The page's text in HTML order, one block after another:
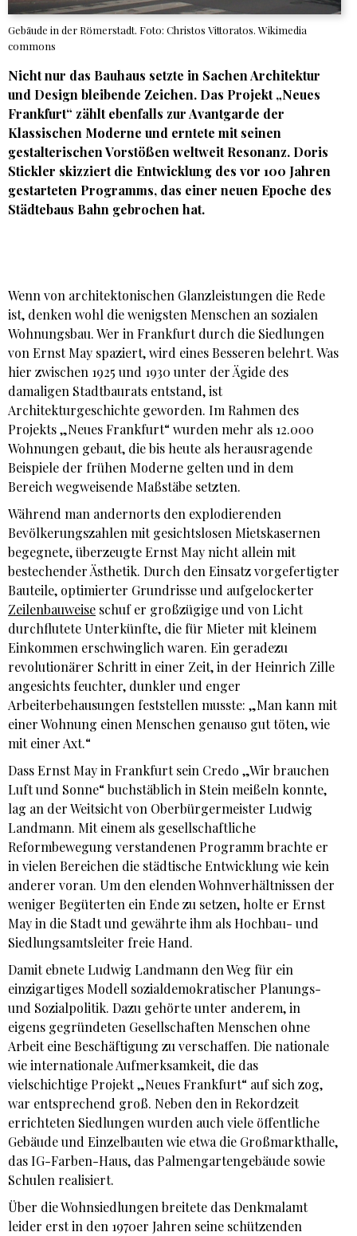
Gebäude in der Römerstadt. Foto: Christos Vittoratos. Wikimedia
commons
Nicht nur das Bauhaus setzte in Sachen Architektur
und Design bleibende Zeichen. Das Projekt „Neues
Frankfurt“ zählt ebenfalls zur Avantgarde der
Klassischen Moderne und erntete mit seinen
gestalterischen Vorstößen weltweit Resonanz. Doris
Stickler skizziert die Entwicklung des vor 100 Jahren
gestarteten Programms, das einer neuen Epoche des
Städtebaus Bahn gebrochen hat.
Wenn von architektonischen Glanzleistungen die Rede
ist, denken wohl die wenigsten Menschen an sozialen
Wohnungsbau. Wer in Frankfurt durch die Siedlungen
von Ernst May spaziert, wird eines Besseren belehrt. Was
hier zwischen 1925 und 1930 unter der Ägide des
damaligen Stadtbaurats entstand, ist
Architekturgeschichte geworden. Im Rahmen des
Projekts „Neues Frankfurt“ wurden mehr als 12.000
Wohnungen gebaut, die bis heute als herausragende
Beispiele der frühen Moderne gelten und in dem
Bereich wegweisende Maßstäbe setzten.
Während man andernorts den explodierenden
Bevölkerungszahlen mit gesichtslosen Mietskasernen
begegnete, überzeugte Ernst May nicht allein mit
bestechender Ästhetik. Durch den Einsatz vorgefertigter
Bauteile, optimierter Grundrisse und aufgelockerter
Zeilenbauweise schuf er großzügige und von Licht
durchflutete Unterkünfte, die für Mieter mit kleinem
Einkommen erschwinglich waren. Ein geradezu
revolutionärer Schritt in einer Zeit, in der Heinrich Zille
angesichts feuchter, dunkler und enger
Arbeiterbehausungen feststellen musste: „Man kann mit
einer Wohnung einen Menschen genauso gut töten, wie
mit einer Axt.“
Dass Ernst May in Frankfurt sein Credo „Wir brauchen
Luft und Sonne“ buchstäblich in Stein meißeln konnte,
lag an der Weitsicht von Oberbürgermeister Ludwig
Landmann. Mit einem als gesellschaftliche
Reformbewegung verstandenen Programm brachte er
in vielen Bereichen die städtische Entwicklung wie kein
anderer voran. Um den elenden Wohnverhältnissen der
weniger Begüterten ein Ende zu setzen, holte er Ernst
May in die Stadt und gewährte ihm als Hochbau- und
Siedlungsamtsleiter freie Hand.
Damit ebnete Ludwig Landmann den Weg für ein
einzigartiges Modell sozialdemokratischer Planungs-
und Sozialpolitik. Dazu gehörte unter anderem, in
eigens gegründeten Gesellschaften Menschen ohne
Arbeit eine Beschäftigung zu verschaffen. Die nationale
wie internationale Aufmerksamkeit, die das
vielschichtige Projekt „Neues Frankfurt“ auf sich zog,
war entsprechend groß. Neben den in Rekordzeit
errichteten Siedlungen wurden auch viele öffentliche
Gebäude und Einzelbauten wie etwa die Großmarkthalle,
das IG-Farben-Haus, das Palmengartengebäude sowie
Schulen realisiert.
Über die Wohnsiedlungen breitete das Denkmalamt
leider erst in den 1970er Jahren seine schützenden